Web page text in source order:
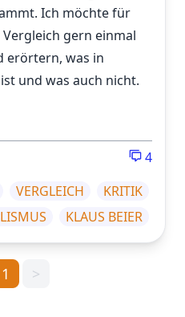
Ich möchte für
gern einmal
erörtern, was in
und was auch nicht.
4
VERGLEICH
KRITIK
KLAUS BEIER
1 >